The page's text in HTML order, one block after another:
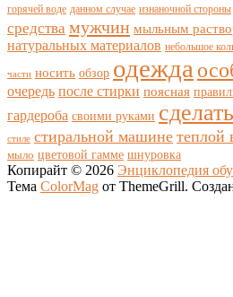
горячей воде данном случае изнаночной стороны
средства мужчин мыльным
натуральных материалов небольшое
части носить обзор одежда
очередь после стирки поясная
гардероба своими руками сделать
стиле стиральной машине теплой
мыло цветовой гамме шнуровка
Копирайт © 2026 Энциклопедия
Тема ColorMag от ThemeGrill.